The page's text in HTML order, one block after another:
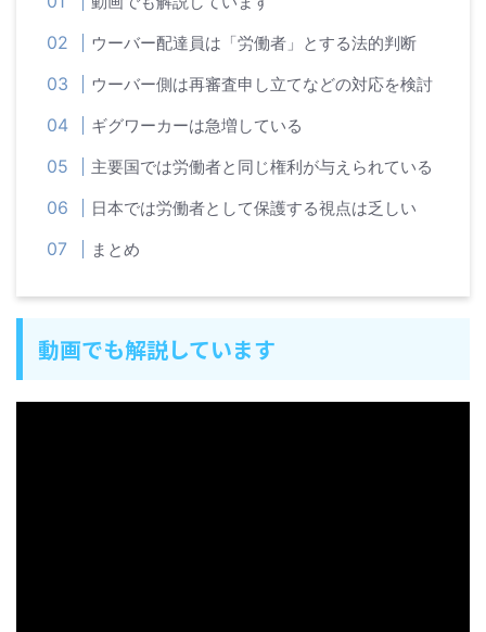
ウーバー配達員は「労働者」とする法的判断
ウーバー側は再審査申し立てなどの対応を検討
ギグワーカーは急増している
主要国では労働者と同じ権利が与えられている
日本では労働者として保護する視点は乏しい
まとめ
動画でも解説しています